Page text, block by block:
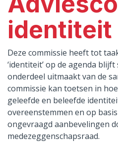
identiteit
Deze commissie heeft tot
‘identiteit’ op de agenda
onderdeel uitmaakt van de
commissie kan toetsen in
geleefde en beleefde
overeenstemmen en op
ongevraagd aanbevelingen
medezeggenschapsraad.